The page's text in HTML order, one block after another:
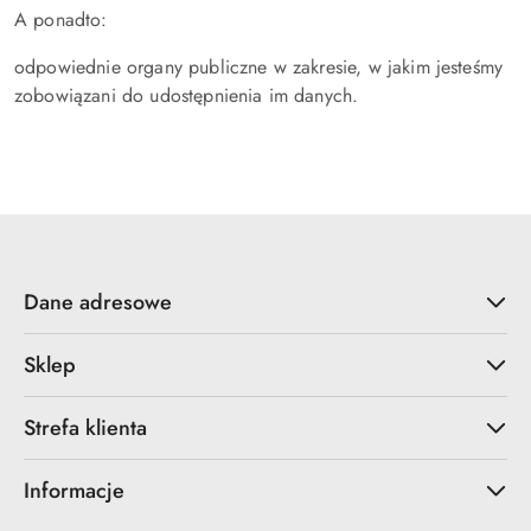
A ponadto:
odpowiednie organy publiczne w zakresie, w jakim jesteśmy
zobowiązani do udostępnienia im danych.
Dane adresowe
Sklep
Strefa klienta
Informacje